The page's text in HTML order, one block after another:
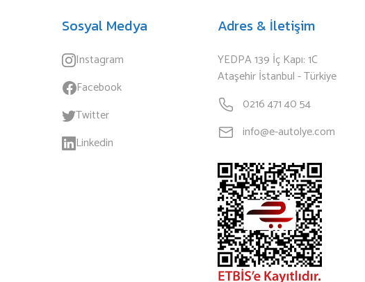
Sosyal Medya
Instagram
Facebook
Twitter
Linkedin
Adres & İletişim
YEDPA 139 İç Kapı: 1C
Ataşehir İstanbul - Türkiye
0216 471 40 54
info@e-autolye.com